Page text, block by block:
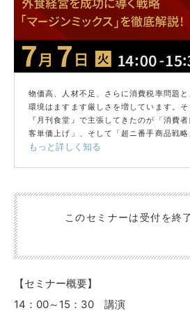
物価高、人材不足、さらに消費税率問題
環境はますます厳しさを増しています。
『月刊食堂』で主張してきたのが「消費
客単価上げ」、そして「超ニ番手商品戦略
本講演では「外食冬の時代」を乗り切るヒ
もっと詳しく知る
このセミナーは受付を終
【セミナー概要】
14：00～15：30 講演